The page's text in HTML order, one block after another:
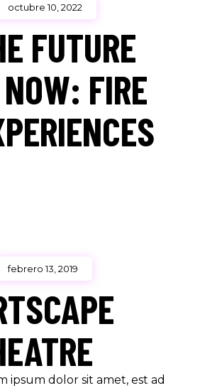
octubre 10, 2022
FUTURE
FIRE
febrero 13, 2019
ipsum dolor sit amet, est ad